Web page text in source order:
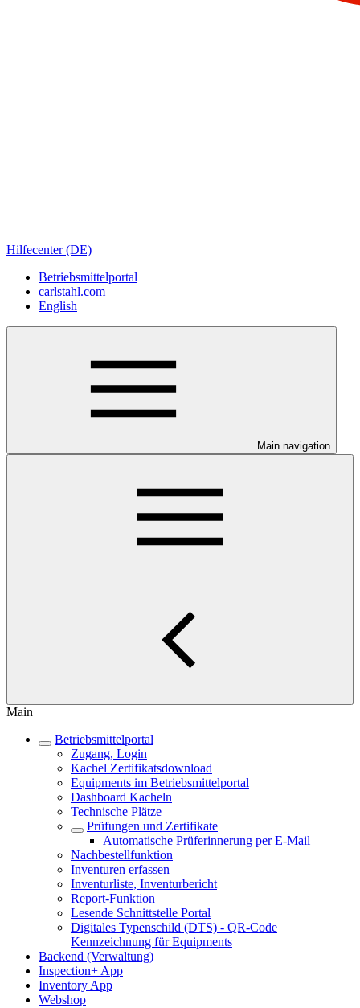
Hilfecenter (DE)
Betriebsmittelportal
carlstahl.com
English
Main navigation
Main
Betriebsmittelportal
Zugang, Login
Kachel Zertifikatsdownload
Equipments im Betriebsmittelportal
Dashboard Kacheln
Technische Plätze
Prüfungen und Zertifikate
Automatische Prüferinnerung per E-Mail
Nachbestellfunktion
Inventuren erfassen
Inventurliste, Inventurbericht
Report-Funktion
Lesende Schnittstelle Portal
Digitales Typenschild (DTS) - QR-Code
Kennzeichnung für Equipments
Backend (Verwaltung)
Inspection+ App
Inventory App
Webshop